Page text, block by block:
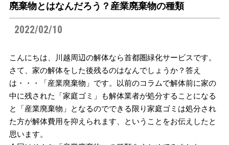
廃棄物とはなんだろう？産業廃棄物の種類
2022/02/10
こんにちは、川越周辺の解体なら首都圏緑化サービスです。
さて、家の解体をした後残るのはなんでしょうか？答え
は・・・「産業廃棄物」です。以前のコラムで解体前に家の
中に残された「家庭ゴミ」も解体業者が処分することになる
と「産業廃棄物」となるのでできる限り家庭ゴミは処分され
た方が解体費用を抑えられます、ということをお伝えしたと
思います。